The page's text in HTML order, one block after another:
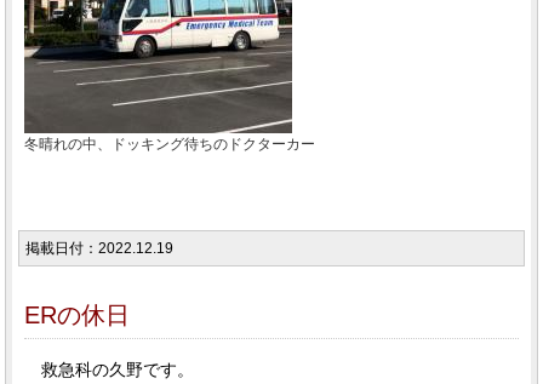
冬晴れの中、ドッキング待ちのドクターカー
掲載日付：2022.12.19
ERの休日
救急科の久野です。